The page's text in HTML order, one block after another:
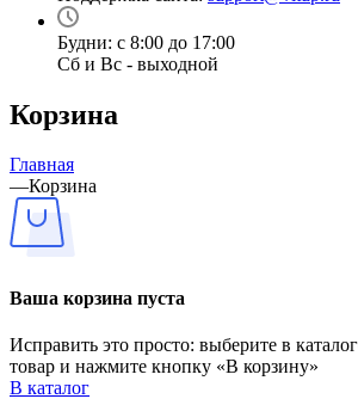
Будни: с 8:00 до 17:00
Сб и Вс - выходной
Корзина
Главная
—Корзина
Ваша корзина пуста
Исправить это просто: выберите в
товар и нажмите кнопку «В корзину»
В каталог